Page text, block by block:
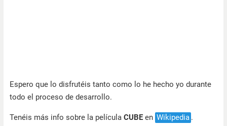
Espero que lo disfrutéis tanto como lo he hecho yo durante
todo el proceso de desarrollo.
Tenéis más info sobre la película CUBEen Wikipedia .